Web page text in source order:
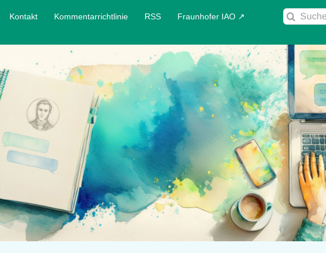
Kontakt Kommentarrichtlinie RSS Fraunhofer IAO ↗
Suche